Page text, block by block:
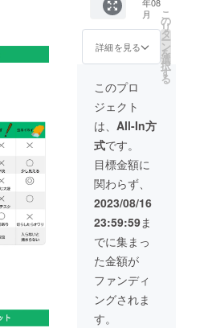
しま
す。 ※
お問い
合わせ
いただ
く際
は、注
文IDを
記載の
上メッ
セージ
をいた
だけま
すよう
お願い
いたし
ます。
ます
が、ご
場合、
別途
1100円
にて応
対可能
です）
にて送
料を有
料で申
しあげ
ます。
ご入用
の際は
必ずご
連絡を
お願い
しま
す。 ※
お問い
合わせ
枚数に
方法を
変更す
もござ
います
のでそ
ちらは
ご了承
くださ
いま
せ。 ※
ご希望
に応じ
て配送
会社を
選びい
ただけ
ます
が、ご
指定の
場合、
りま
す。 ポ
のお受
け取り
しくお
願いし
ます。
また、
ンの送
付先は
必ずポ
スト投
函可能
なご住
所でお
願いし
ます。
※セット
枚数に
よって
は配送
ださ
い。 本
リター
ンは送
抑える
ヤマト
DM便な
ト投函
型の配
送手段
（配送
番号ア
お送り
を予定
りま
す。 ポ
のお受
す。 ご
注文状
況、製
造工程
より出
が遅れ
る場合
があり
ます。
※デザイ
ン・仕
様は変
更にな
性もご
ざいま
す。ご
了承く
ださ
い。 本
リター
19800
円→
12870
円 ・虫
にが〜
す×５個
※ご支援
により
量産効
率が向
上した
場合、
正規販
売価格
が販売
予定価
格より
下がる
可能性
もござ
いま
す。 ご
注文状
況、製
年08
月
詳細を見る
こ
の
リ
タ
ー
ン
を
選
択
す
る
このプロ
ジェクト
は、 All-In方
式です。
目標金額に
関わらず、
2023/08/16
23:59:59ま
でに集まっ
た金額が
ファンディ
ングされま
す。